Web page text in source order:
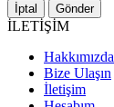
İptal Gönder
İLETİŞİM
Hakkımızda
Bize Ulaşın
İletişim